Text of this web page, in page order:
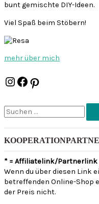
bunt gemischte DIY-Ideen.
Viel Spaß beim Stöbern!
mehr über mich
InstagramFacebook Pinterest
S
u
c
h
n
n
a
c
* = Affiliatelink/Partnerlink
Wenn du über diesen Link
betreffenden Online-Shop
der Preis nicht.